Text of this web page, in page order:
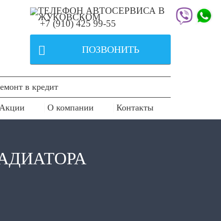
+7 (910) 425 99-55
 ПОЗВОНИТЬ
в кредит
О компании Контакты